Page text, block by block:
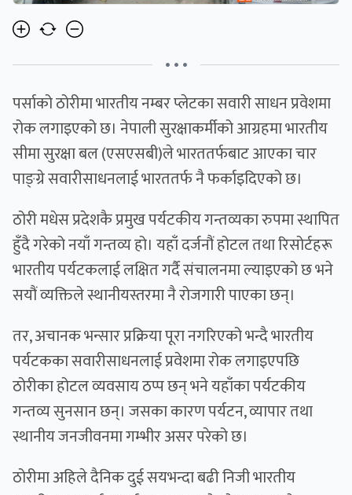
• • •
पर्साको ठोरीमा भारतीय नम्बर प्लेटका सवारी साधन प्रवेशमा
रोक लगाइएको छ। नेपाली सुरक्षाकर्मीको आग्रहमा भारतीय
सीमा सुरक्षा बल (एसएसबी)ले भारततर्फबाट आएका चार
पाङ्ग्रे सवारीसाधनलाई भारततर्फ नै फर्काइदिएको छ।
ठोरी मधेस प्रदेशकै प्रमुख पर्यटकीय गन्तव्यका रुपमा स्थापित
हुँदै गरेको नयाँ गन्तव्य हो। यहाँ दर्जनौं होटल तथा रिसोर्टहरू
भारतीय पर्यटकलाई लक्षित गर्दै संचालनमा ल्याइएको छ भने
सयौं व्यक्तिले स्थानीयस्तरमा नै रोजगारी पाएका छन्।
तर, अचानक भन्सार प्रक्रिया पूरा नगरिएको भन्दै भारतीय
पर्यटकका सवारीसाधनलाई प्रवेशमा रोक लगाइएपछि
ठोरीका होटल व्यवसाय ठप्प छन् भने यहाँका पर्यटकीय
गन्तव्य सुनसान छन्। जसका कारण पर्यटन, व्यापार तथा
स्थानीय जनजीवनमा गम्भीर असर परेको छ।
ठोरीमा अहिले दैनिक दुई सयभन्दा बढी निजी भारतीय